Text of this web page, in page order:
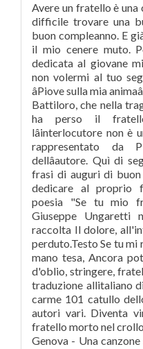
Avere un fratello è una
difficile trovare una
buon compleanno. E
il mio cenere muto.
dedicata al giovane
non volermi al tuo
âPiove sulla mia
Battiloro, che nella
ha perso il
lâinterlocutore non è
rappresentato da
dellâautore. Quì di
frasi di auguri di
dedicare al proprio
poesia "Se tu mio
Giuseppe
raccolta Il dolore,
perduto.Testo Se tu mi
mano tesa, Ancora
d'oblio, stringere,
traduzione allitaliano
carme 101 catullo
autori vari. Diventa
fratello morto nel
Genova - Una canzone